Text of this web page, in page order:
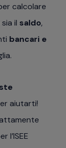
calcolare
il saldo,
bancari e
aiutarti!
l’ISEE